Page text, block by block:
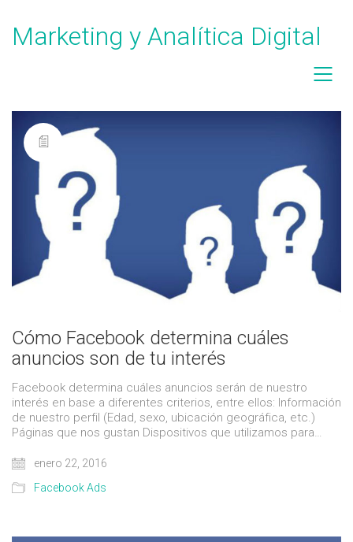
Marketing y Analítica Digital
Cómo Facebook determina cuáles
anuncios son de tu interés
Facebook determina cuáles anuncios serán de nuestro
interés en base a diferentes criterios, entre ellos: Información
de nuestro perfil (Edad, sexo, ubicación geográfica, etc.)
Páginas que nos gustan Dispositivos que utilizamos para…
enero 22, 2016
Facebook Ads